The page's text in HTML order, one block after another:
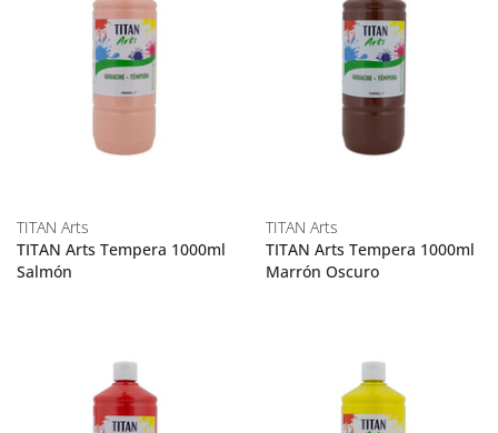
TITAN Arts
TITAN Arts Tempera 1000ml
Salmón
TITAN Arts
TITAN Arts Tempera 1000ml
Marrón Oscuro